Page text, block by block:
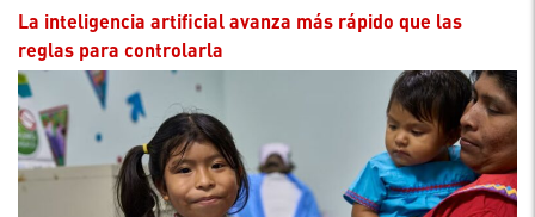
La inteligencia artificial avanza más rápido que las
reglas para controlarla